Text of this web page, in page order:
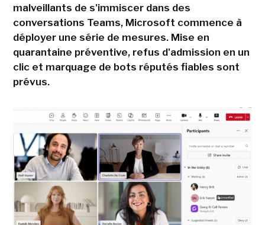
malveillants de s'immiscer dans des
conversations Teams, Microsoft commence à
déployer une série de mesures. Mise en
quarantaine préventive, refus d'admission en un
clic et marquage de bots réputés fiables sont
prévus.